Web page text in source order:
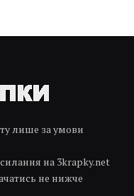
лише за умови
на 3krapky.net
не нижче